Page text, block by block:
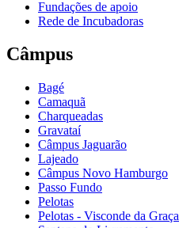
Fundações de apoio
Rede de Incubadoras
Câmpus
Bagé
Camaquã
Charqueadas
Gravataí
Câmpus Jaguarão
Lajeado
Câmpus Novo Hamburgo
Passo Fundo
Pelotas
Pelotas - Visconde da Graça